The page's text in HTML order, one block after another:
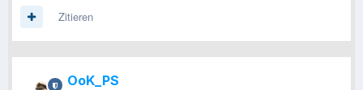
Zitieren
OoK_PS